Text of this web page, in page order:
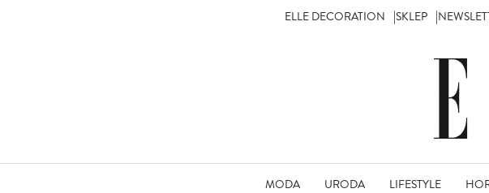
ELLE DECORATION SKLEP
MODA URODA LIFESTYLE